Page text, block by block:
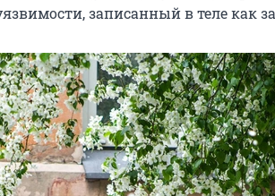
записанный в теле как